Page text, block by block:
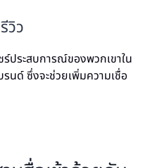
วิว
ประสบการณ์ของพวกเขาใน
นด์ ซึ่งจะช่วยเพิ่มความเชื่อ